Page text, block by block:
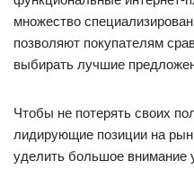
множество
позволяют покупателям
выбирать лучшие
Чтобы не потерять своих
лидирующие позиции на
уделить большое внимание